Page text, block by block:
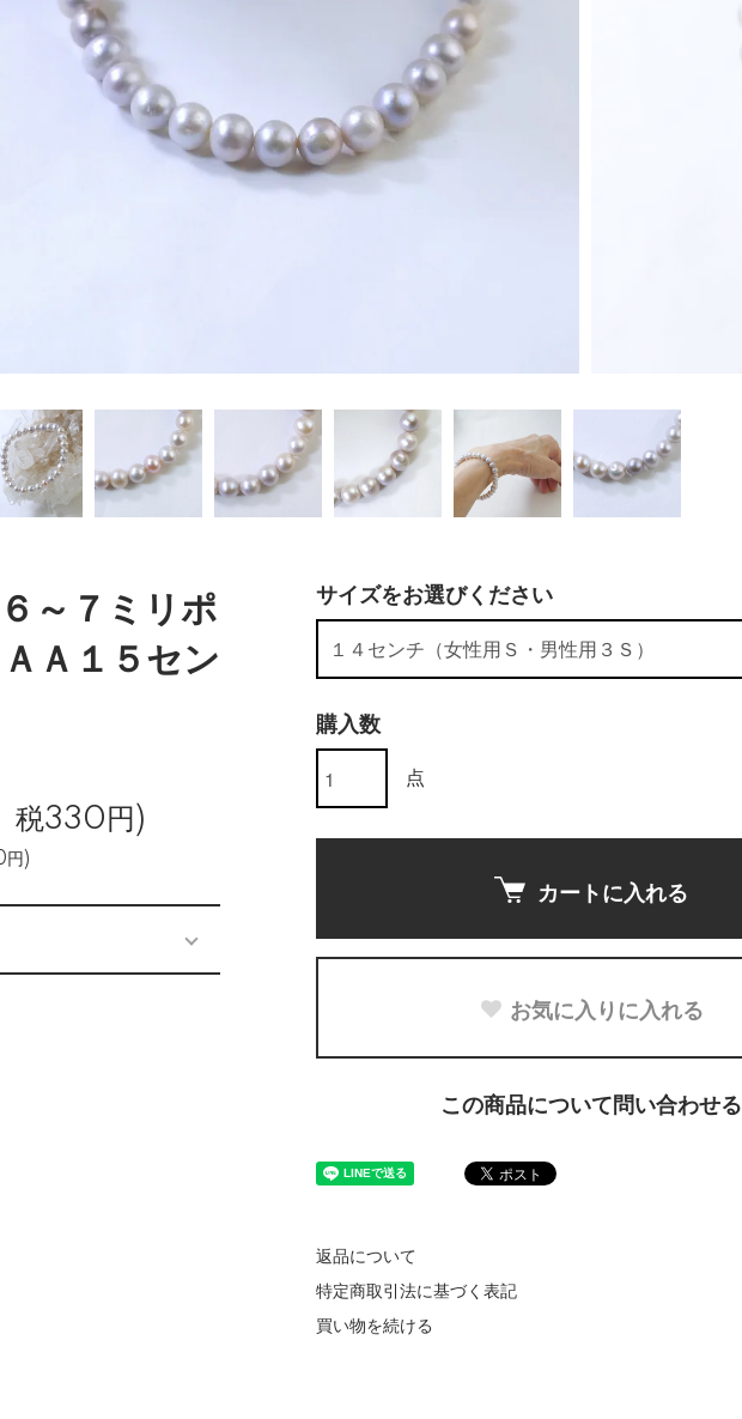
～７ミリポ
Ａ１５セン
税330円)
円)
サイズをお選びください
購入数
点
カートに入れる
お気に入りに入れる
この商品について問い合わせる
返品について
特定商取引法に基づく表記
買い物を続ける